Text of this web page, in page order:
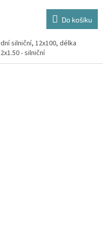
Do košíku
silniční, 12x100, délka
- silniční